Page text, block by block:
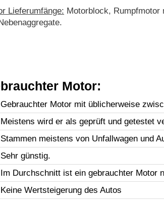
Lieferumfänge: Motorblock,
Motor:
Gebrauchter Motor mit üblicherweise
Meistens wird er als geprüft und getestet
Stammen meistens von Unfallwagen und
Sehr günstig.
Im Durchschnitt ist ein gebrauchter Motor
Keine Wertsteigerung des Autos